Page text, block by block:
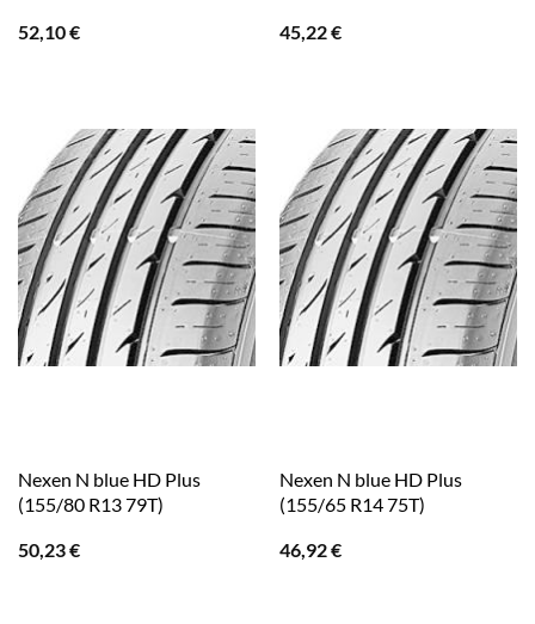
52,10€
45,22€
Nexen N blue HD Plus
(155/80 R13 79T)
50,23€
Nexen N blue HD Plus
(155/65 R14 75T)
46,92€